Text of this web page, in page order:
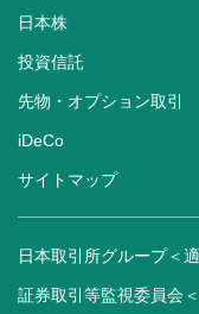
日本株
投資信託
先物・オプション取引
iDeCo
サイトマップ
日本取引所グループ＜
証券取引等監視委員会